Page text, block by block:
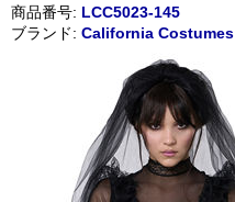
商品番号: LCC5023-145
ブランド: California Costumes